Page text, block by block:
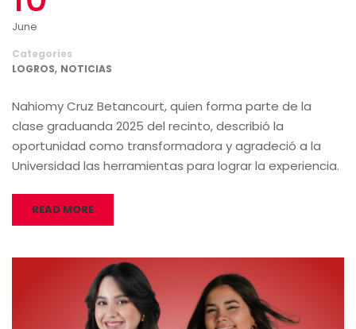
June
Categories
LOGROS, NOTICIAS
Nahiomy Cruz Betancourt, quien forma parte de la
clase graduanda 2025 del recinto, describió la
oportunidad como transformadora y agradeció a la
Universidad las herramientas para lograr la experiencia.
READ MORE